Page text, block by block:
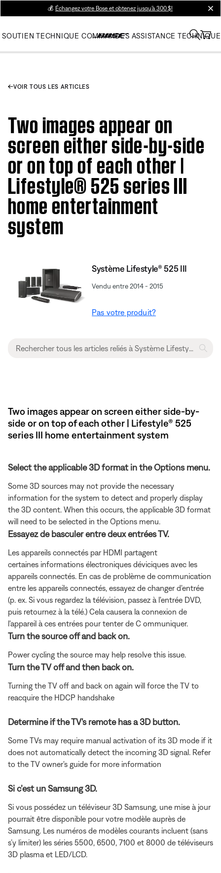
💰 Échangez votre Bose et obtenez jusqu’à 300 $!
SOUTIEN TECHNIQUE COMMANDES ASSISTANCE TECHNIQUE
VOIR TOUS LES ARTICLES
Two images appear on
screen either side-by-side
or on top of each other |
Lifestyle® 525 series III
home entertainment
system
Système Lifestyle® 525 III
Vendu entre 2014 - 2015
Pas votre produit?
Two images appear on screen either side-by-
side or on top of each other | Lifestyle® 525
series III home entertainment system
Select the applicable 3D format in the Options menu.
Some 3D sources may not provide the necessary
information for the system to detect and properly display
the 3D content. When this occurs, the applicable 3D format
will need to be selected in the Options menu.
Essayez de basculer entre deux entrées TV.
Les appareils connectés par HDMI partagent
certaines informations électroniques déviciques avec les
appareils connectés. En cas de problème de communication
entre les appareils connectés, essayez de changer d'entrée
(p. ex. Si vous regardez la télévision, passez à l'entrée DVD,
puis retournez à la télé.) Cela causera la connexion de
l'appareil à ces entrées pour tenter de C ommuniquer.
Turn the source off and back on.
Power cycling the source may help resolve this issue.
Turn the TV off and then back on.
Turning the TV off and back on again will force the TV to
reacquire the HDCP handshake
Determine if the TV's remote has a 3D button.
Some TVs may require manual activation of its 3D mode if it
does not automatically detect the incoming 3D signal. Refer
to the TV owner's guide for more information
Si c’est un Samsung 3D.
Si vous possédez un téléviseur 3D Samsung, une mise à jour
pourrait être disponible pour votre modèle auprès de
Samsung. Les numéros de modèles courants incluent (sans
s’y limiter) les séries 5500, 6500, 7100 et 8000 de téléviseurs
3D plasma et LED/LCD.